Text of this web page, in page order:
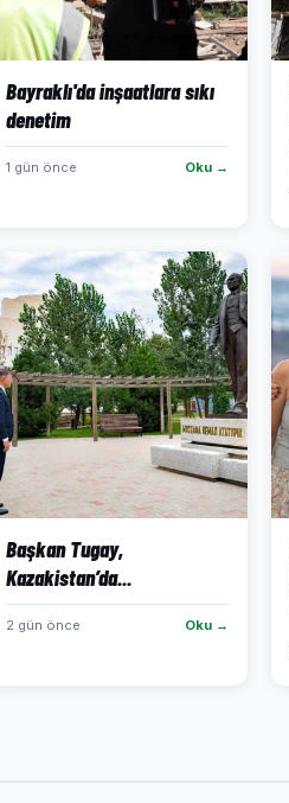
Bayraklı'da inşaatlara sıkı
denetim
1 gün önce Oku →
Başkan Tugay,
Kazakistan’da...
2 gün önce Oku →